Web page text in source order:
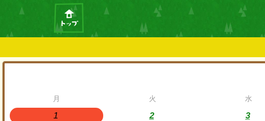
月 火 水
1 2 3